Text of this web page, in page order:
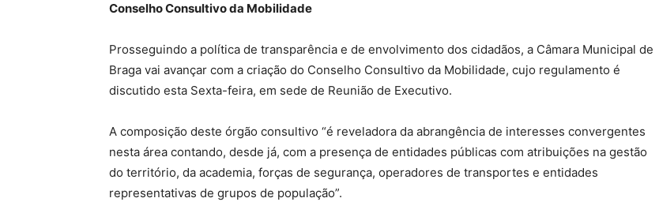
Conselho Consultivo da Mobilidade
Prosseguindo a política de transparência e de envolvimento dos cidadãos, a Câmara Municipal de
Braga vai avançar com a criação do Conselho Consultivo da Mobilidade, cujo regulamento é
discutido esta Sexta-feira, em sede de Reunião de Executivo.
A composição deste órgão consultivo “é reveladora da abrangência de interesses convergentes
nesta área contando, desde já, com a presença de entidades públicas com atribuições na gestão
do território, da academia, forças de segurança, operadores de transportes e entidades
representativas de grupos de população”.